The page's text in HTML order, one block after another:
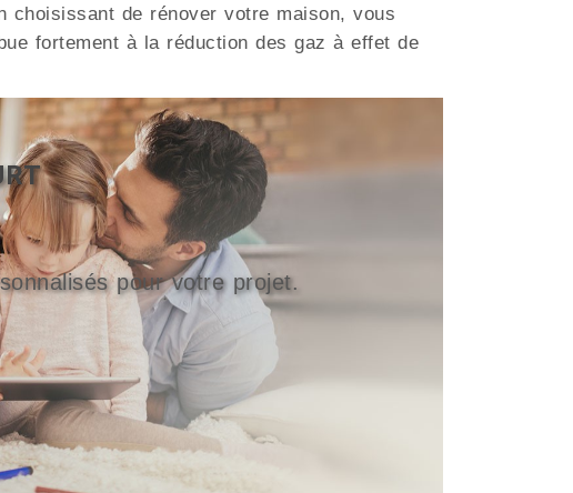
choisissant de rénover votre maison, vous
fortement à la réduction des gaz à effet de
pour votre projet.